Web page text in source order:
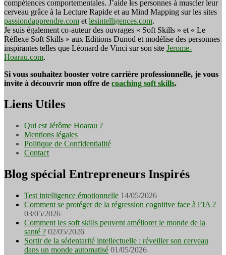
compétences comportementales. J’aide les personnes à muscler leur
cerveau grâce à la Lecture Rapide et au Mind Mapping sur les sites
passiondapprendre.com et lesintelligences.com.
Je suis également co-auteur des ouvrages « Soft Skills » et « Le
Réflexe Soft Skills » aux Editions Dunod et modélise des personnes
inspirantes telles que Léonard de Vinci sur son site Jerome-
Hoarau.com.
Si vous souhaitez booster votre carrière professionnelle, je vous
invite à découvrir mon offre de coaching soft skills.
Liens Utiles
Qui est Jérôme Hoarau ?
Mentions légales
Politique de Confidentialité
Contact
Blog spécial Entrepreneurs Inspirés
Test intelligence émotionnelle 14/05/2026
Comment se protéger de la régression cognitive face à l’IA ?
03/05/2026
Comment les soft skills peuvent améliorer le monde de la
santé ? 02/05/2026
Sortir de la sédentarité intellectuelle : réveiller son cerveau
dans un monde automatisé 01/05/2026